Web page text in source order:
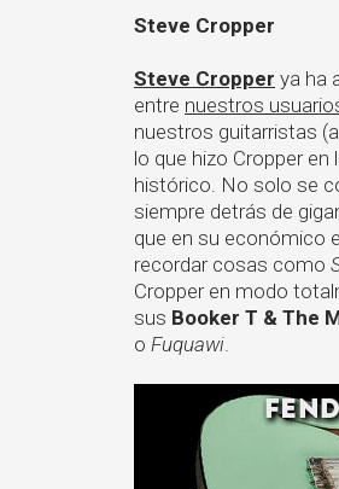
Steve Cropper
Steve Cropper ya ha
entre nuestros
nuestros guitarristas
lo que hizo Cropper
histórico. No solo se
siempre detrás de
que en su económico
recordar cosas como
Cropper en modo
sus Booker T & The
o Fuquawi.